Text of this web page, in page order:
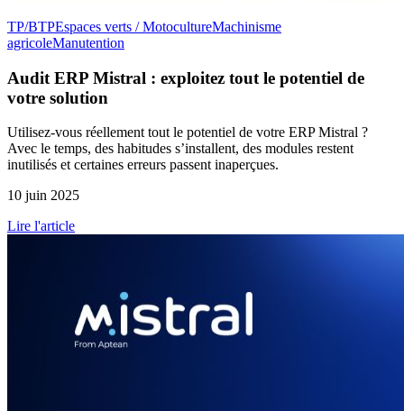
TP/BTPEspaces verts / MotocultureMachinisme
agricoleManutention
Audit ERP Mistral : exploitez tout le potentiel de
votre solution
Utilisez-vous réellement tout le potentiel de votre ERP Mistral ?
Avec le temps, des habitudes s’installent, des modules restent
inutilisés et certaines erreurs passent inaperçues.
10 juin 2025
Lire l'article